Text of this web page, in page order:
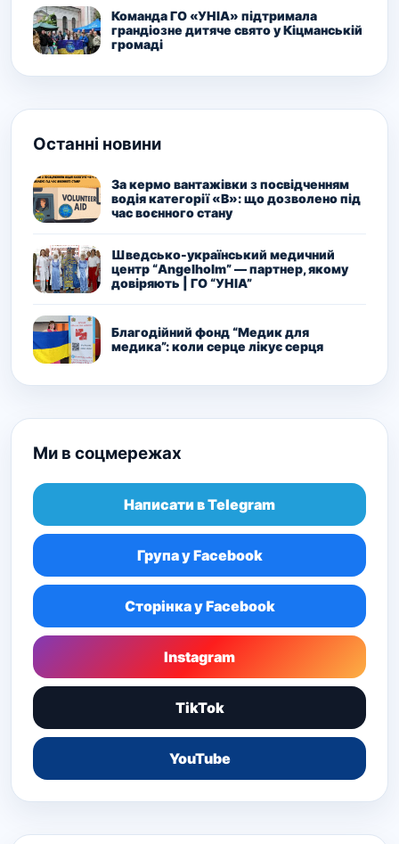
Команда ГО «УНІА» підтримала
грандіозне дитяче свято у Кіцманській
громаді
Останні новини
За кермо вантажівки з посвідченням
водія категорії «В»: що дозволено під
час воєнного стану
Шведсько-український медичний
центр “Angelholm” — партнер, якому
довіряють | ГО “УНІА”
Благодійний фонд “Медик для
медика”: коли серце лікує серця
Ми в соцмережах
Написати в Telegram
Група у Facebook
Сторінка у Facebook
Instagram
TikTok
YouTube